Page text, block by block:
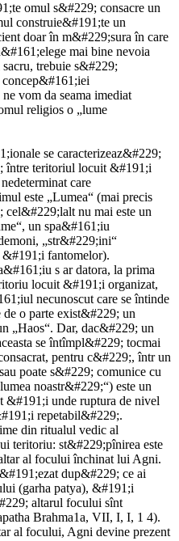
omul s&#229; consacre un
construie&#191;te un
doar în m&#229;sura în care
mai bine nevoia
trebuie s&#229;
vom da seama imediat
religios o „lume
se caracterizeaz&#229;
între teritoriul locuit &#191;i
care
este „Lumea“ (mai precis
cel&#229;lalt nu mai este un
un spa&#161;iu
„str&#229;ini“
fantomelor).
s ar datora, la prima
locuit &#191;i organizat,
necunoscut care se întinde
o parte exist&#229; un
„Haos“. Dar, dac&#229; un
se întîmpl&#229; tocmai
pentru c&#229;, într un
poate s&#229; comunice cu
noastr&#229;“) este un
&#191;i unde ruptura de nivel
repetabil&#229;.
din ritualul vedic al
teritoriu: st&#229;pînirea este
al focului închinat lui Agni.
dup&#229; ce ai
(garha patya), &#191;i
altarul focului sînt
Brahma1a, VII, I, I, 1 4).
al focului, Agni devine prezent